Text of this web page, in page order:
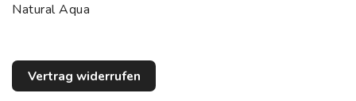
Natural Aqua
Vertrag widerrufen